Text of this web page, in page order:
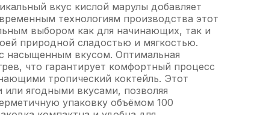
вкус кислой марулы добавляет
технологиям производства этот
выбором как для начинающих, так и
природной сладостью и мягкостью.
насыщенным вкусом. Оптимальная
что гарантирует комфортный процесс
тропический коктейль. Этот
ягодными вкусами, позволяя
упаковку объёмом 100